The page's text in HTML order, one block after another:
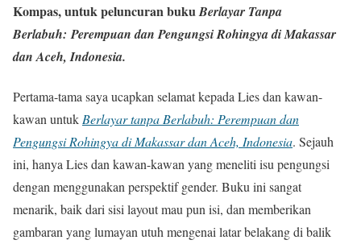
Kompas, untuk peluncuran bukuBerlayar Tanpa
Berlabuh: Perempuan dan Pengungsi Rohingya di Makassar
dan Aceh, Indonesia.
Pertama-tama saya ucapkan selamat kepada Lies dan kawan-
kawan untuk Berlayar tanpa Berlabuh: Perempuan dan
Pengungsi Rohingya di Makassar dan Aceh, Indonesia. Sejauh
ini, hanya Lies dan kawan-kawan yang meneliti isu pengungsi
dengan menggunakan perspektif gender. Buku ini sangat
menarik, baik dari sisi layout mau pun isi, dan memberikan
gambaran yang lumayan utuh mengenai latar belakang di balik